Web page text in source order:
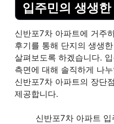
입주민의 생생
신반포7차 아파트에 거주
후기를 통해 단지의 생생
살펴보도록 하겠습니다.
측면에 대해 솔직하게 나
신반포7차 아파트의 장단
제공합니다.
신반포7차 아파트